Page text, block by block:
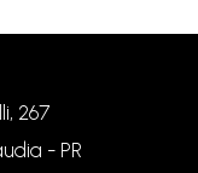
267
- PR